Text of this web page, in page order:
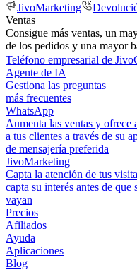
JivoMarketing
Ventas
Consigue más ventas, un
de los pedidos y una mayor
Teléfono empresarial de
Agente de IA
Gestiona las preguntas
más frecuentes
WhatsApp
Aumenta las ventas y ofrece
a tus clientes a través de su
de mensajería preferida
JivoMarketing
Capta la atención de tus
capta su interés antes de que
vayan
Precios
Afiliados
Ayuda
Aplicaciones
Blog